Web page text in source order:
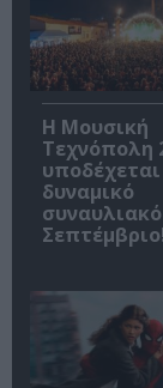
Η Μουσική
Τεχνόπολη
δυναμικό
συναυλιακό
Σεπτέμβριο!